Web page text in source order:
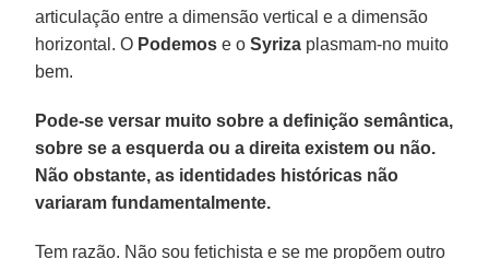
articulação entre a dimensão vertical e a dimensão
horizontal. O Podemos e oSyriza plasmam-no muito
bem.
Pode-se versar muito sobre a definição semântica,
sobre se a esquerda ou a direita existem ou não.
Não obstante, as identidades históricas não
variaram fundamentalmente.
Tem razão. Não sou fetichista e se me propõem outro